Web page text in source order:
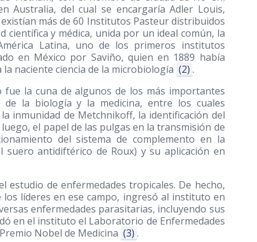
Australia, del cual se encargaría Adler Louis,
más de 60 Institutos Pasteur distribuidos
y médica, unida por un ideal común, la
Latina, uno de los primeros institutos
en México por Saviño, quien en 1889 había
naciente ciencia de la microbiología (2) .
la cuna de algunos de los más importantes
la biología y la medicina, entre los cuales
inmunidad de Metchnikoff, la identificación del
el papel de las pulgas en la transmisión de
del sistema de complemento en la
antidiftérico de Roux) y su aplicación en
de enfermedades tropicales. De hecho,
líderes en ese campo, ingresó al instituto en
enfermedades parasitarias, incluyendo sus
en el instituto el Laboratorio de Enfermedades
Nobel de Medicina (3) .